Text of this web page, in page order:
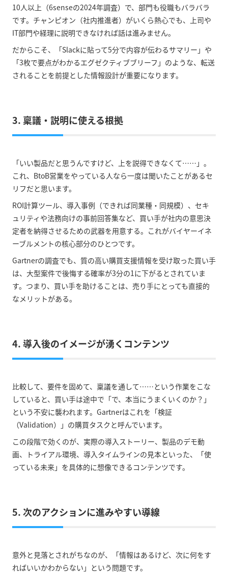
10人以上（6senseの2024年調査）で、部門も役職もバラバラ
です。チャンピオン（社内推進者）がいくら熱心でも、上司や
IT部門や経理に説明できなければ話は進みません。
だからこそ、「Slackに貼って5分で内容が伝わるサマリー」や
「3枚で要点がわかるエグゼクティブブリーフ」のような、転送
されることを前提とした情報設計が重要になります。
3. 稟議・説明に使える根拠
「いい製品だと思うんですけど、上を説得できなくて……」。
これ、BtoB営業をやっている人なら一度は聞いたことがあるセ
リフだと思います。
ROI計算ツール、導入事例（できれば同業種・同規模）、セキ
ュリティや法務向けの事前回答集など、買い手が社内の意思決
定者を納得させるための武器を用意する。これがバイヤーイネ
ーブルメントの核心部分のひとつです。
Gartnerの調査でも、質の高い購買支援情報を受け取った買い手
は、大型案件で後悔する確率が3分の1に下がるとされていま
す。つまり、買い手を助けることは、売り手にとっても直接的
なメリットがある。
4. 導入後のイメージが湧くコンテンツ
比較して、要件を固めて、稟議を通して……という作業をこな
していると、買い手は途中で「で、本当にうまくいくのか？」
という不安に襲われます。Gartnerはこれを「検証
（Validation）」の購買タスクと呼んでいます。
この段階で効くのが、実際の導入ストーリー、製品のデモ動
画、トライアル環境、導入タイムラインの見本といった、「使
っている未来」を具体的に想像できるコンテンツです。
5. 次のアクションに進みやすい導線
意外と見落とされがちなのが、「情報はあるけど、次に何をす
ればいいかわからない」という問題です。